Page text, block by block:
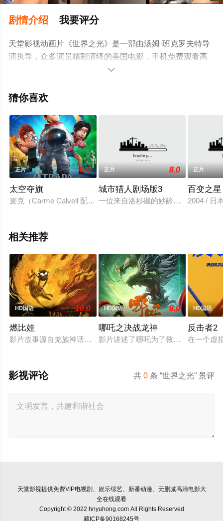
剧情介绍 我要评分
天堂影视动画片《世界之光》是一部由汤姆·班克罗夫特导
演执导，众多演员精彩演绎的美国电影，手机免费观看高
清未删减完整版电影大全就上天堂电影网，更多相关信息

猜你喜欢
正片 6.0
太空夺旗
麦克（Carme Calvell 配音）是一个可爱而又机灵的十二岁男孩
正片 8.0
城市猎人剧场版3
一位来自洛杉磯的妙龄女子竟愿意付
正片
百变之
2004 / 日
相关推荐
HD国语 10.0
燃比娃
影片故事源自羌族神话，讲述了一只被人类抚养长大的猴子，
HD国语 8.0
哪吒之决战龙神
影片讲述了哪吒为了救出活祭的小孩
HD国语
反击者2
在一个虚
共0 条 “世界之光” 景评
影视评论
天堂影视提供免费VIP电视剧、娱乐综艺、新番动漫、无删减高清电影大
全在线观看
Copyright © 2022 hnyuhong.com All Rights Reserved
藏ICP备90168245号